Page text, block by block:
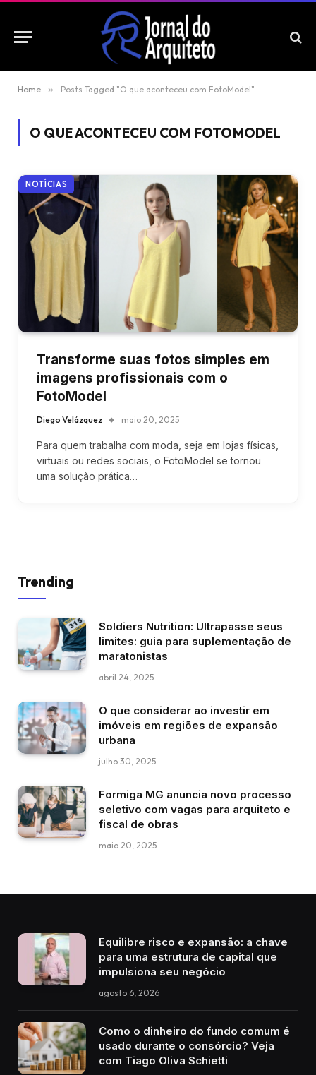
Home » Posts Tagged "O que aconteceu com FotoModel"
O QUE ACONTECEU COM FOTOMODEL
NOTÍCIAS
Transforme suas fotos simples em
imagens profissionais com o
FotoModel
Diego Velázquez maio 20, 2025
Para quem trabalha com moda, seja em lojas físicas,
virtuais ou redes sociais, o FotoModel se tornou
uma solução prática…
Trending
Soldiers Nutrition: Ultrapasse seus
limites: guia para suplementação de
maratonistas
abril 24, 2025
O que considerar ao investir em
imóveis em regiões de expansão
urbana
julho 30, 2025
Formiga MG anuncia novo processo
seletivo com vagas para arquiteto e
fiscal de obras
maio 20, 2025
Equilibre risco e expansão: a chave
para uma estrutura de capital que
impulsiona seu negócio
agosto 6, 2026
Como o dinheiro do fundo comum é
usado durante o consórcio? Veja
com Tiago Oliva Schietti